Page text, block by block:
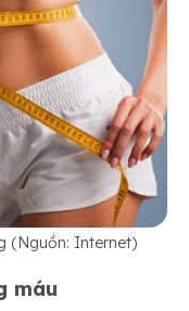
(Nguồn: Internet)
máu